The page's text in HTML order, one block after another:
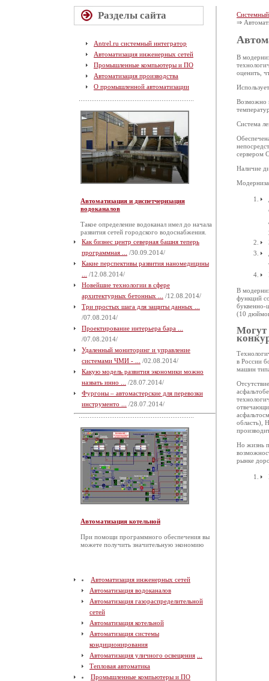
Разделы сайта
Antrel.ru системный интегратор
Автоматизация инженерных сетей
Промышленные компьютеры и ПО
Автоматизация производства
О промышленной автоматизации
Автоматизация и диспетчеризация
водоканалов
Такое определение водоканал имел до начала
развития сетей городского водоснабжения.
Как бизнес центр северная башня теперь
программная ...
/30.09.2014/
Какие перспективы развития наномедицины
/12.08.2014/
Новейшие технологии в сфере
архитектурных бетонных ...
/12.08.2014/
Три простых шага для защиты данных ...
/07.08.2014/
Проектирование интерьера бара ...
/07.08.2014/
Удаленный мониторинг и управление
системами ЧМИ - ...
/02.08.2014/
Какую модель развития экономики можно
назвать инно ...
/28.07.2014/
Фургоны – автомастерские для перевозки
инструменто ...
/28.07.2014/
Автоматизация котельной
При помощи программного обеспечения вы
можете получить значительную экономию
Автоматизация инженерных сетей
Автоматизация водоканалов
Автоматизация газораспределительной
сетей
Автоматизация котельной
Автоматизация системы
кондиционирования
Автоматизация уличного освещения
Тепловая автоматика
Промышленные компьютеры и ПО
⇒
В
оценить,
Возможно
Система
сервером
Наличие
В
функций
буквенно-
(10
Могут
в России
машин
область),
Но жизнь
рынке